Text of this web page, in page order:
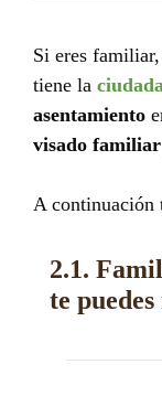
Si eres
tiene la
asentamiento
visado familiar
A continuación
2.1.
te